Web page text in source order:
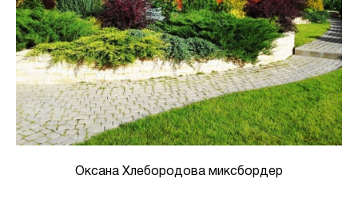
Оксана Хлебородова миксбордер